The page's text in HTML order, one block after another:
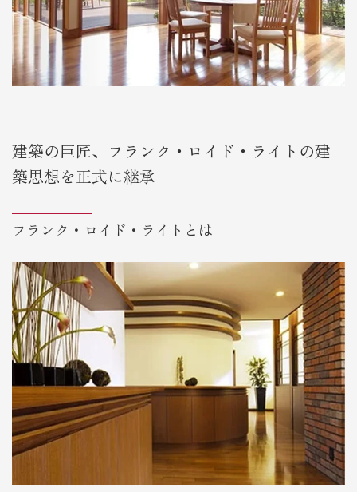
建築の巨匠、フランク・ロイド・ライトの建
築思想を正式に継承
フランク・ロイド・ライトとは